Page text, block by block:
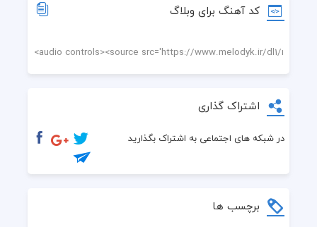
کد آهنگ برای وبلاگ
اشتراک گذاری
در شبکه های اجتماعی به اشتراک بگذارید
برچسب ها